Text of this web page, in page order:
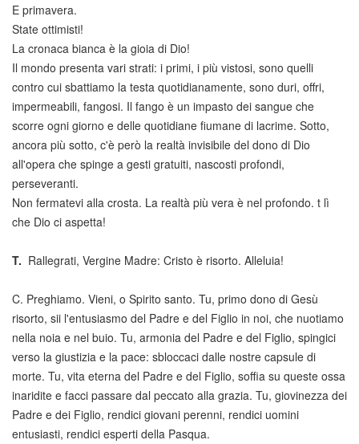
E primavera.
State ottimisti!
La cronaca bianca è la gioia di Dio!
Il mondo presenta vari strati: i primi, i più vistosi, sono quelli
contro cui sbattiamo la testa quotidianamente, sono duri, offri,
impermeabili, fangosi. Il fango è un impasto dei sangue che
scorre ogni giorno e delle quotidiane fiumane di lacrime. Sotto,
ancora più sotto, c'è però la realtà invisibile del dono di Dio
all'opera che spinge a gesti gratuiti, nascosti profondi,
perseveranti.
Non fermatevi alla crosta. La realtà più vera è nel profondo. t lì
che Dio ci aspetta!
T. Rallegrati, Vergine Madre: Cristo è risorto. Alleluia!
C. Preghiamo. Vieni, o Spirito santo. Tu, primo dono di Gesù
risorto, sii l'entusiasmo del Padre e del Figlio in noi, che nuotiamo
nella noia e nel buio. Tu, armonia del Padre e del Figlio, spingici
verso la giustizia e la pace: sbloccaci dalle nostre capsule di
morte. Tu, vita eterna del Padre e del Figlio, soffia su queste ossa
inaridite e facci passare dal peccato alla grazia. Tu, giovinezza dei
Padre e dei Figlio, rendici giovani perenni, rendici uomini
entusiasti, rendici esperti della Pasqua.